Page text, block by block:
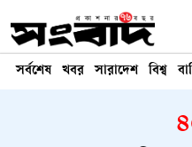
সর্বশেষ খবর সারাদেশ বিশ্ব